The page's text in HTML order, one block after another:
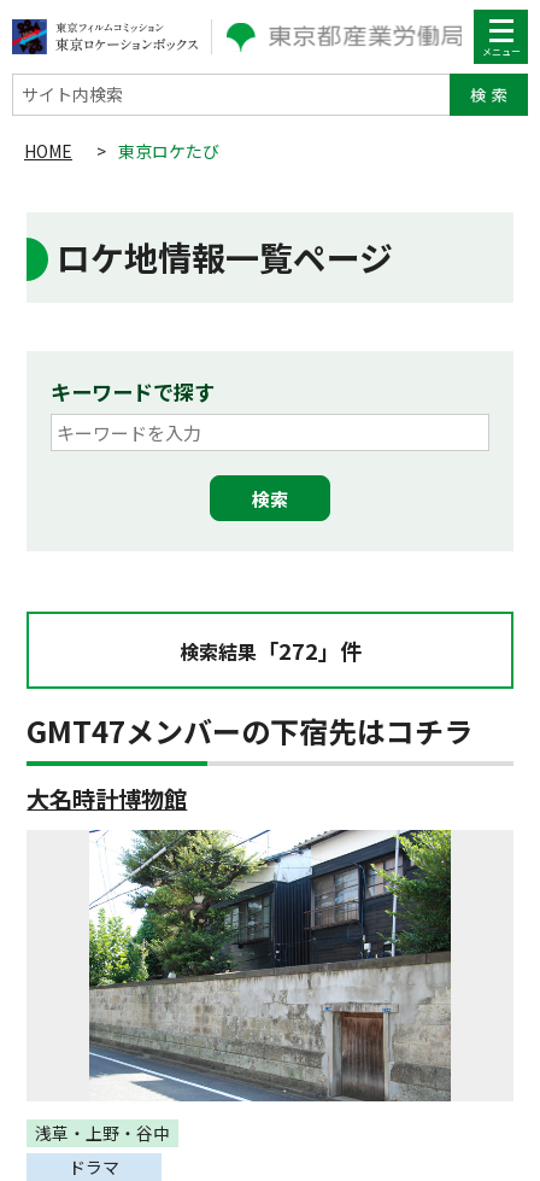
サイト内検索
HOME > 東京ロケたび
ロケ地情報一覧ページ
キーワードで探す
検索結果「272」件
GMT47メンバーの下宿先はコチラ
大名時計博物館
浅草・上野・谷中
ドラマ